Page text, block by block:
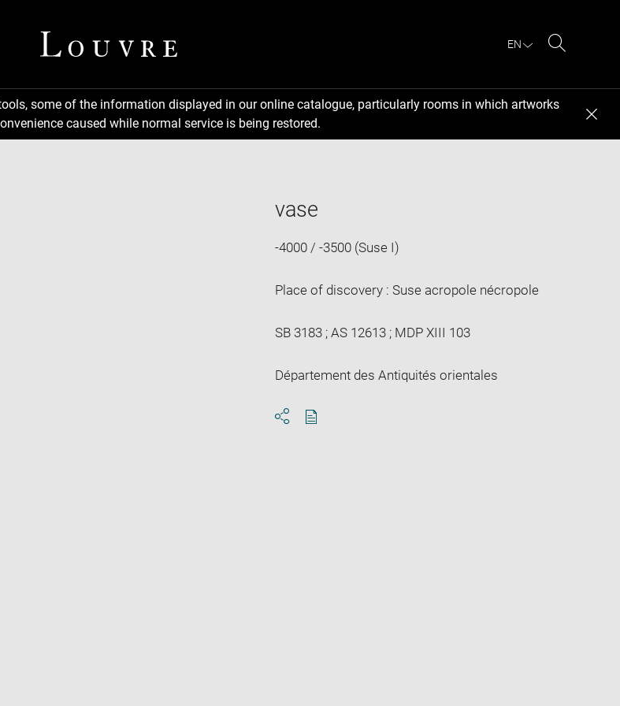
EN
some of the information displayed in our online catalogue, particularly rooms in which artworks
caused while normal service is being restored.
vase
-4000 / -3500 (Suse I)
Place of discovery : Suse acropole nécropole
SB 3183 ; AS 12613 ; MDP XIII 103
Département des Antiquités orientales